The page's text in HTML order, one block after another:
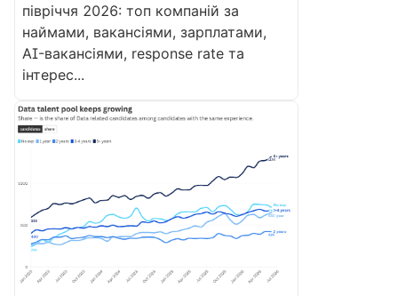
півріччя 2026: топ компаній за
наймами, вакансіями, зарплатами,
AI-вакансіями, response rate та
інтерес...